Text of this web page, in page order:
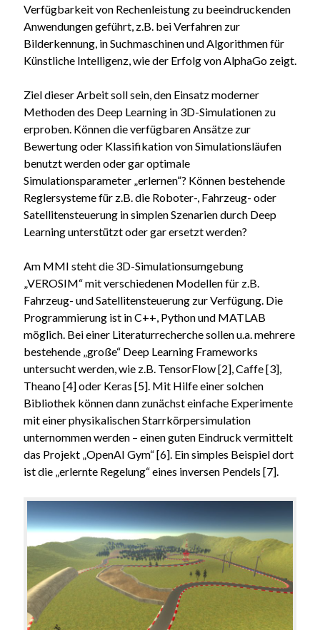
Verfügbarkeit von Rechenleistung zu beeindruckenden
Anwendungen geführt, z.B. bei Verfahren zur
Bilderkennung, in Suchmaschinen und Algorithmen für
Künstliche Intelligenz, wie der Erfolg von AlphaGo zeigt.
Ziel dieser Arbeit soll sein, den Einsatz moderner
Methoden des Deep Learning in 3D-Simulationen zu
erproben. Können die verfügbaren Ansätze zur
Bewertung oder Klassifikation von Simulationsläufen
benutzt werden oder gar optimale
Simulationsparameter „erlernen“? Können bestehende
Reglersysteme für z.B. die Roboter-, Fahrzeug- oder
Satellitensteuerung in simplen Szenarien durch Deep
Learning unterstützt oder gar ersetzt werden?
Am MMI steht die 3D-Simulationsumgebung
„VEROSIM“ mit verschiedenen Modellen für z.B.
Fahrzeug- und Satellitensteuerung zur Verfügung. Die
Programmierung ist in C++, Python und MATLAB
möglich. Bei einer Literaturrecherche sollen u.a. mehrere
bestehende „große“ Deep Learning Frameworks
untersucht werden, wie z.B. TensorFlow [2], Caffe [3],
Theano [4] oder Keras [5]. Mit Hilfe einer solchen
Bibliothek können dann zunächst einfache Experimente
mit einer physikalischen Starrkörpersimulation
unternommen werden – einen guten Eindruck vermittelt
das Projekt „OpenAI Gym“ [6]. Ein simples Beispiel dort
ist die „erlernte Regelung“ eines inversen Pendels [7].